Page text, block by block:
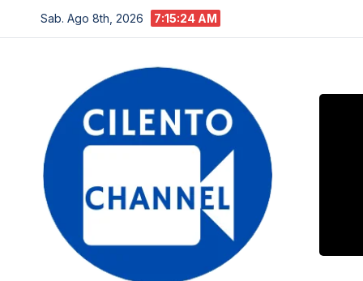
al
Sab. Ago 8th, 2026 7:15:25 AM